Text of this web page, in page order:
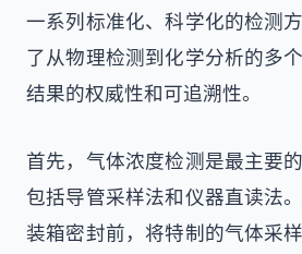
一系列标准化、科学化的检测
了从物理检测到化学分析的多
结果的权威性和可追溯性。
首先，气体浓度检测是最主要
包括导管采样法和仪器直读法
装箱密封前，将特制的气体采